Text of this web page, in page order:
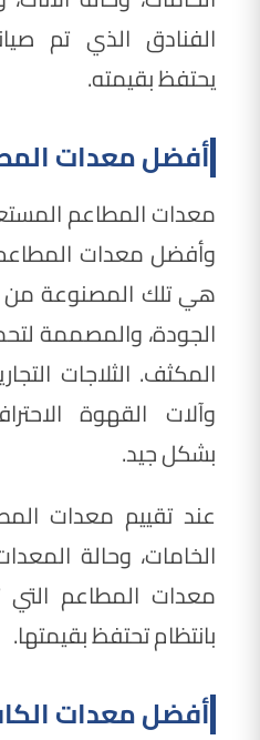
الفنادق الذي تم
يحتفظ بقيمته.
أفضل معدات
معدات المطاعم
وأفضل معدات
هي تلك المصنوعة من
الجودة، والمصممة
المكثف. الثلاجات
وآلات القهوة
بشكل جيد.
عند تقييم معدات
الخامات، وحالة
معدات المطاعم التي
بانتظام تحتفظ بقيمتها.
أفضل معدات